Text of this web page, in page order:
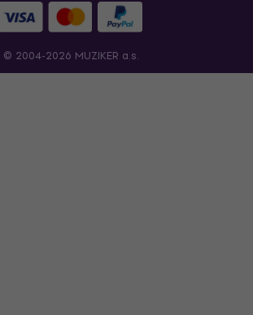
© 2004-2026 MUZIKER a.s.